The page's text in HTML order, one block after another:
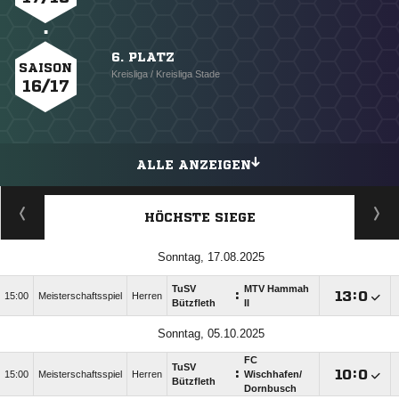
SAISON
16/17
6. PLATZ
Kreisliga / Kreisliga Stade
ALLE ANZEIGEN
HÖCHSTE SIEGE
Sonntag, 17.08.2025
15:00 Meisterschaftsspiel Herren
TuSV
Bützfleth
:
MTV Hammah
:
Sonntag, 05.10.2025
15:00 Meisterschaftsspiel Herren
TuSV
Bützfleth
:
FC
Wischhafen/​
Dornbusch
: